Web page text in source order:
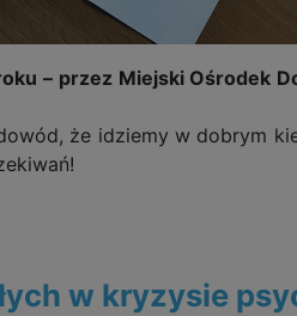
– przez Miejski Ośrodek
że idziemy w dobrym
w kryzysie